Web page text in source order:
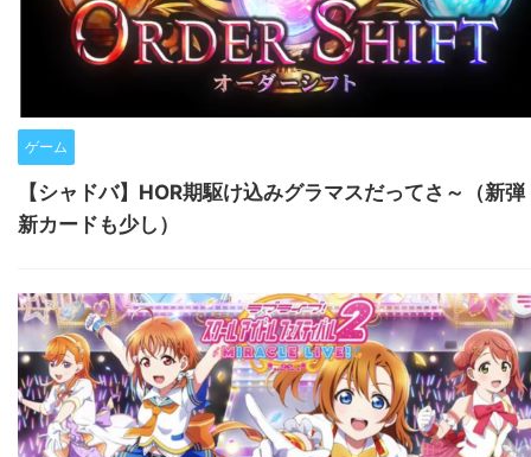
ゲーム
【シャドバ】HOR期駆け込みグラマスだってさ～（新弾
新カードも少し）